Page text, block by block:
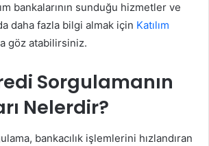
bankalarının sunduğu hizmetler ve
daha fazla bilgi almak için Katılım
göz atabilirsiniz.
Sorgulamanın
Nelerdir?
bankacılık işlemlerini hızlandıran